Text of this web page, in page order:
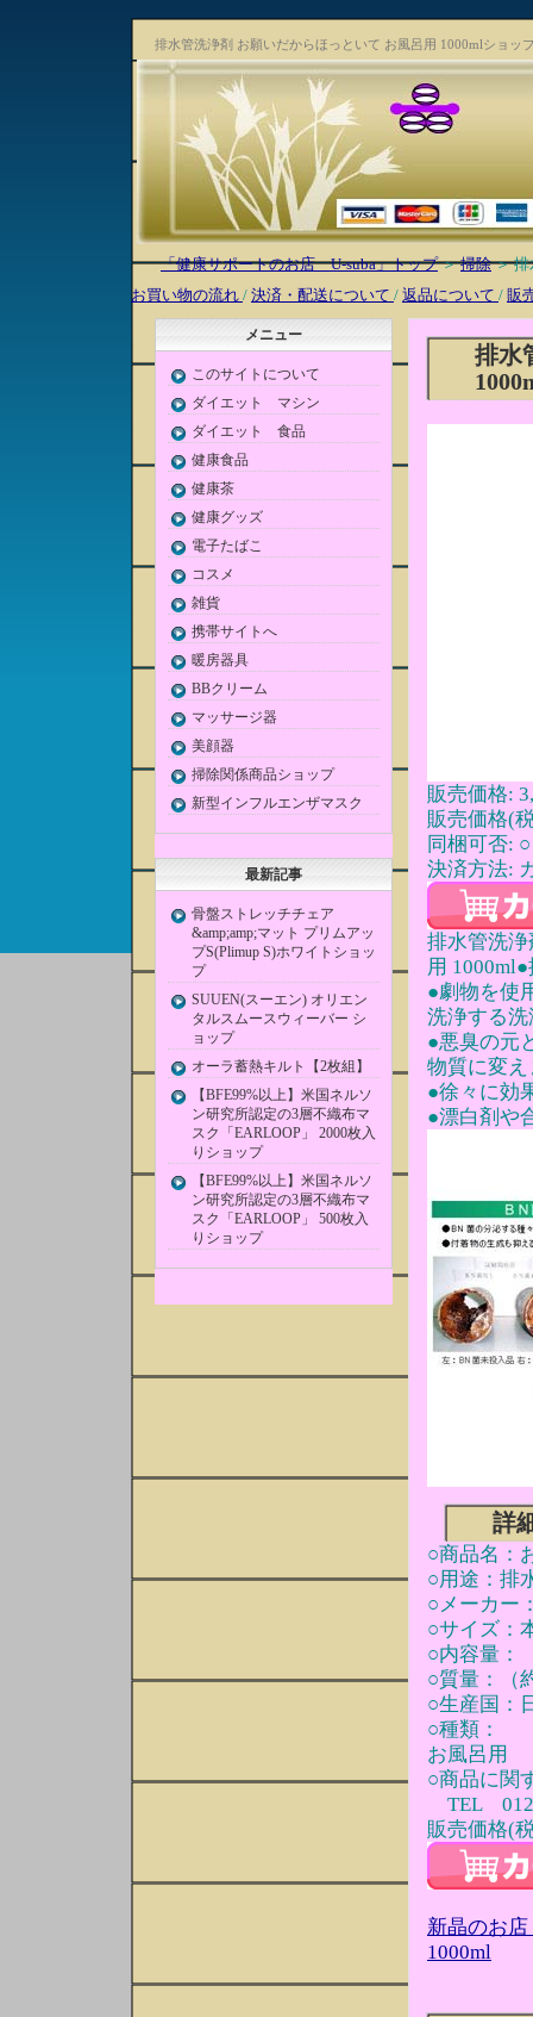
排水管洗浄剤 お願いだからほっといて お風呂用 1000mlショッ
「健康サポートのお店 U-suba」トップ＞掃除＞ 排
お買い物の流れ / 決済・配送について / 返品について / 販
排水
販売価格:
販売価格(
同梱可否: ○
決済方法:
排水管洗
用
●劇物を使
洗浄する
●悪臭の元
物質に変
●徐々に効
●漂白剤や
詳
○商品名：
○用途：排
○メーカー
○サイズ：
○内容量：
○質量：（
○生産国：
○種類：
お風呂用
○商品に関
TEL
販売価格(
新晶のお
1000ml
メニュー
このサイトについて
ダイエット マシン
ダイエット 食品
健康食品
健康茶
健康グッズ
電子たばこ
コスメ
雑貨
携帯サイトへ
暖房器具
BBクリーム
マッサージ器
美顔器
掃除関係商品ショップ
新型インフルエンザマスク
最新記事
骨盤ストレッチチェア
&amp;amp;マット プリムアッ
プS(Plimup S)ホワイトショッ
プ
SUUEN(スーエン) オリエン
タルスムースウィーバー シ
ョップ
オーラ蓄熱キルト【2枚組】
【BFE99%以上】米国ネルソ
ン研究所認定の3層不織布マ
スク「EARLOOP」 2000枚入
りショップ
【BFE99%以上】米国ネルソ
ン研究所認定の3層不織布マ
スク「EARLOOP」 500枚入
りショップ